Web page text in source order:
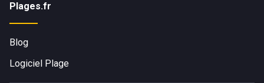
Plages.fr
Blog
Logiciel Plage